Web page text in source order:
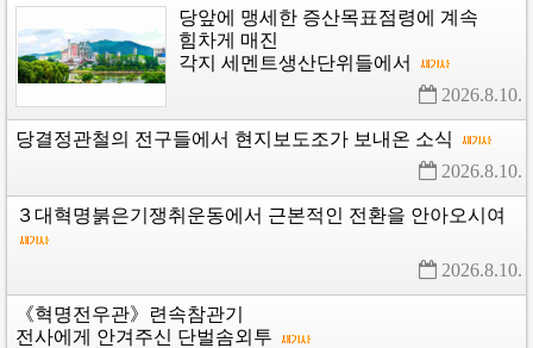
당앞에 맹세한 증산목표점령에 계속
힘차게 매진
각지 세멘트생산단위들에서
2026.8.10.
당결정관철의 전구들에서 현지보도조가 보내온 소식
2026.8.10.
３대혁명붉은기쟁취운동에서 근본적인 전환을 안아오시여
2026.8.10.
《혁명전우관》련속참관기
전사에게 안겨주신 단벌솜외투